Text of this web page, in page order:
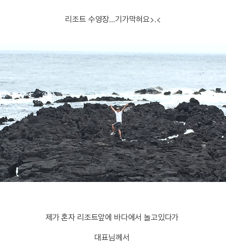
리조트 수영장...기가막혀요>.<
제가 혼자 리조트앞에 바다에서 놀고있다가
대표님께서